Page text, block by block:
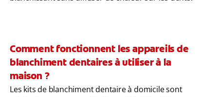
Comment fonctionnent les appareils de
blanchiment dentaires à utiliser à la
maison ?
Les kits de blanchiment dentaire à domicile sont